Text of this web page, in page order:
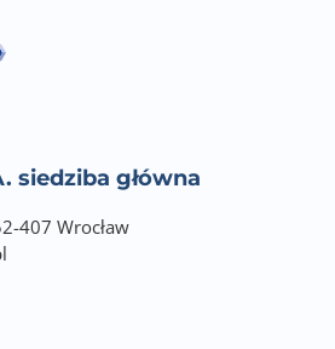
switch PoE, 25.5 W / Kanał -
siedziba główna
407 Wrocław